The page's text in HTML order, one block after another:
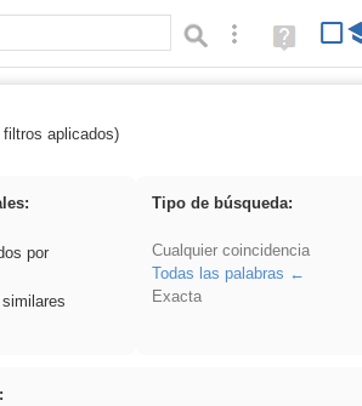
Búsqueda avanzada
Ayuda
(en
song
aplicados)
por
Tipo de búsqueda:
Cualquier coincidencia
Todas las palabras
Exacta